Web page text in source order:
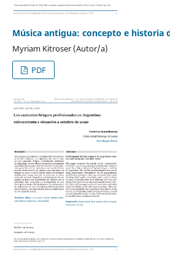
Música antigua: concepto e historia
Myriam Kitroser (Autor/a)
PDF